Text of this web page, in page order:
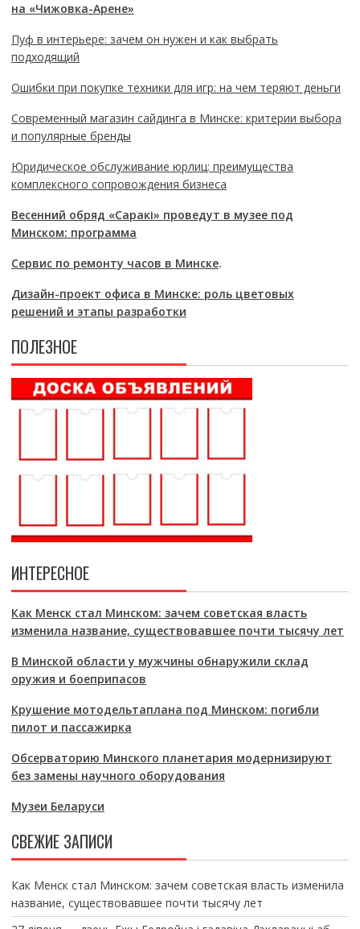
на «Чижовка-Арене»
Пуф в интерьере: зачем он нужен и как выбрать
подходящий
Ошибки при покупке техники для игр: на чем теряют деньги
Современный магазин сайдинга в Минске: критерии выбора
и популярные бренды
Юридическое обслуживание юрлиц: преимущества
комплексного сопровождения бизнеса
Весенний обряд «Саракі» проведут в музее под
Минском: программа
Сервис по ремонту часов в Минске.
Дизайн-проект офиса в Минске: роль цветовых
решений и этапы разработки
ПОЛЕЗНОЕ
ИНТЕРЕСНОЕ
Как Менск стал Минском: зачем советская власть
изменила название, существовавшее почти тысячу лет
В Минской области у мужчины обнаружили склад
оружия и боеприпасов
Крушение мотодельтаплана под Минском: погибли
пилот и пассажирка
Обсерваторию Минского планетария модернизируют
без замены научного оборудования
Музеи Беларуси
СВЕЖИЕ ЗАПИСИ
Как Менск стал Минском: зачем советская власть изменила
название, существовавшее почти тысячу лет